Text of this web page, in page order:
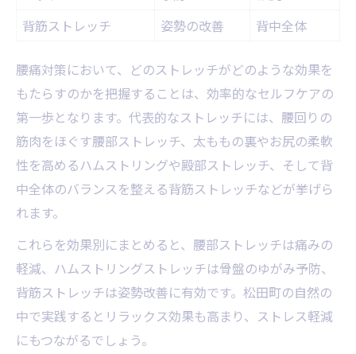
背筋ストレッチ
姿勢の改善 背中全体
腰痛対策において、どのストレッチがどのような効果を
もたらすのかを把握することは、効率的なセルフケアの
第一歩となります。代表的なストレッチには、腰回りの
筋肉をほぐす腰部ストレッチ、太ももの裏やお尻の柔軟
性を高めるハムストリングや殿部ストレッチ、そして背
中全体のバランスを整える背筋ストレッチなどが挙げら
れます。
これらを効果別にまとめると、腰部ストレッチは痛みの
軽減、ハムストリングストレッチは骨盤のゆがみ予防、
背筋ストレッチは姿勢改善に有効です。松田町の自然の
中で実践するとリラックス効果も高まり、ストレス軽減
にもつながるでしょう。